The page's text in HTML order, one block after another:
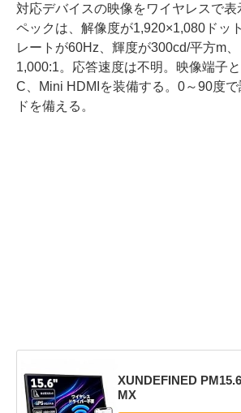
対応デバイスの映像をワイヤレスで表
ペックは、解像度が1,920×1,080ドッ
レートが60Hz、輝度が300cd/平方m
1,000:1。応答速度は不明。映像端子
C、Mini HDMIを装備する。0～90度
ドを備える。
XUNDEFINED
MX